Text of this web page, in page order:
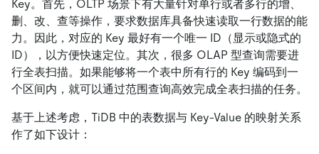
Key。首先，OLTP 场景下有大量针对单行或者多行的增、
删、改、查等操作，要求数据库具备快速读取一行数据的能
力。因此，对应的 Key 最好有一个唯一 ID（显示或隐式的
ID），以方便快速定位。其次，很多 OLAP 型查询需要进
行全表扫描。如果能够将一个表中所有行的 Key 编码到一
个区间内，就可以通过范围查询高效完成全表扫描的任务。
基于上述考虑，TiDB 中的表数据与 Key-Value 的映射关系
作了如下设计：